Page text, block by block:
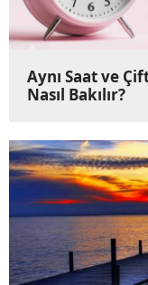
Aynı Saat ve
Nasıl Bakılır?